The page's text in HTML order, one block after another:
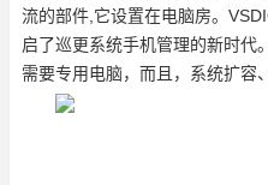
流的部件,它设置在电脑房。
启了巡更系统手机管理的新时代
需要专用电脑，而且，系统扩容